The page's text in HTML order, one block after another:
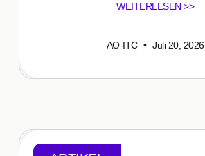
WEITERLESEN >>
AO-ITC Juli 20, 2026